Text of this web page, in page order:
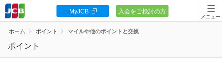
会員向け情報
JCBカードの基本
入会をご検討の方
MyJCB
ホーム ポイント マイルや他のポイントと交換
ポイント